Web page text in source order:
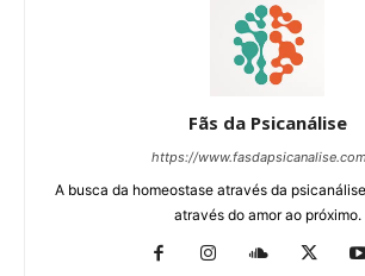
Fãs da Psicanálise
https://
A busca da homeostase através da
através do amor ao próximo.